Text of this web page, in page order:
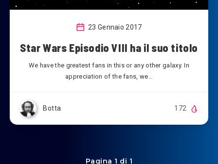
23 Gennaio 2017
Star Wars Episodio VIII ha il suo titolo
We have the greatest fans in this or any other galaxy. In
appreciation of the fans, we…
Botta 172
Pagina 1 di 1